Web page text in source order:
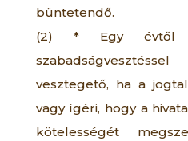
büntetendő.
(2) * Egy évtől
vesztegető, ha a
vagy ígéri, hogy a
kötelességét